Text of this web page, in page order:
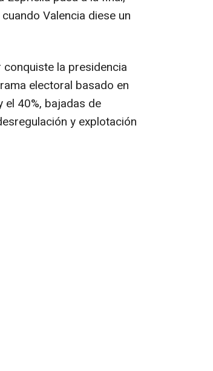
Valencia diese un
la presidencia
electoral basado en
40%, bajadas de
y explotación